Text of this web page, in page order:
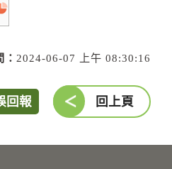
2024-06-07 上午 08:30:16
回報 回上頁